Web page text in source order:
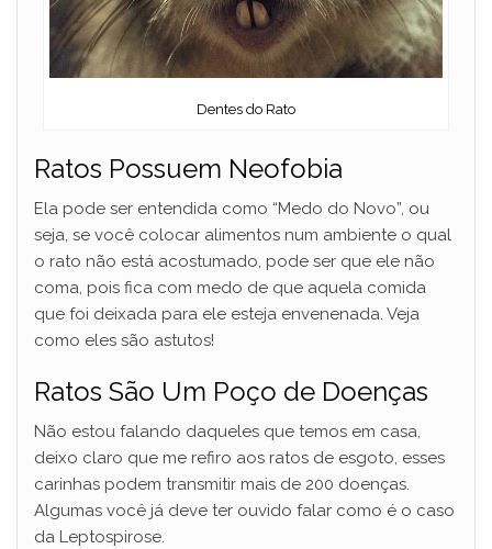
Dentes do Rato
Ratos Possuem Neofobia
Ela pode ser entendida como “Medo do Novo”, ou
seja, se você colocar alimentos num ambiente o qual
o rato não está acostumado, pode ser que ele não
coma, pois fica com medo de que aquela comida
que foi deixada para ele esteja envenenada. Veja
como eles são astutos!
Ratos São Um Poço de Doenças
Não estou falando daqueles que temos em casa,
deixo claro que me refiro aos ratos de esgoto, esses
carinhas podem transmitir mais de 200 doenças.
Algumas você já deve ter ouvido falar como é o caso
da Leptospirose.